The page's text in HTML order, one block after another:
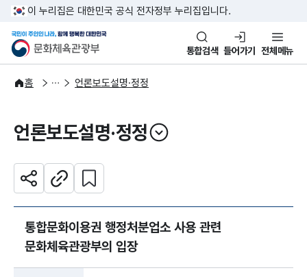
본문 바로가기
주메뉴 바로가기
이 누리집은 대한민국 공식 전자정부 누리집입니다.
문화체육관광부
국민이 주인인 나라, 함께 행복
통합검색 들어가기 전체메뉴
홈
알림·소식
보도·뉴스 언론보도설명·정정
언론보도설명·정정
열기
공유하기주소복사
관심 콘텐츠 설정하기
통합문화이용권 행정처분업소 사용 관련
문화체육관광부의 입장